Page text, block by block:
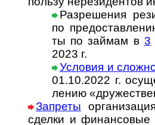
Разрешения
по
ты по займам в 3
2023 г.
Условия и
01.10.2022 г.
ле­нию
Запреты
сделки и финан­совые